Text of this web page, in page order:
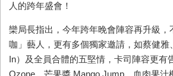
人的跨年盛會！
欒局長指出，今年跨年晚會陣容再升級，
咖」藝人，更有多個獨家邀請，如蔡健雅
In）及全員合體的五堅情，卡司陣容更有
Ozone 、芒果醬 Mango Jump 、血肉果